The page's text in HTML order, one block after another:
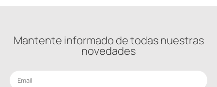
Mantente informado de todas nuestras
novedades